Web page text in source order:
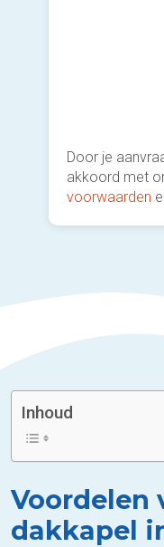
Door je
akkoord met
voorwaarden
Inhoud
Voordelen
dakkapel